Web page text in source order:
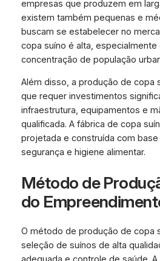
empresas que produzem em
existem também pequenas e
buscam se estabelecer no
copa suíno é alta,
concentração de população
Além disso, a produção de copa
que requer investimentos
infraestrutura, equipamentos e
qualificada. A fábrica de copa
projetada e construída com
segurança e higiene alimentar.
Método de
do
O método de produção de copa
seleção de suínos de alta